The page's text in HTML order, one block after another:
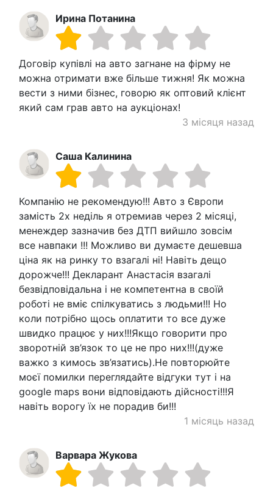
Ирина Потанина
Договір купівлі на авто загнане на фірму не
можна отримати вже більше тижня! Як можна
вести з ними бізнес, говорю як оптовий клієнт
який сам грав авто на аукціонах!
3 місяця назад
Саша Калинина
Компанію не рекомендую!!! Авто з Європи
замість 2х неділь я отремиав через 2 місяці,
менеждер зазначив без ДТП вийшло зовсім
все навпаки !!! Можливо ви думаєте дешевша
ціна як на ринку то взагалі ні! Навіть дещо
дорожче!!! Декларант Анастасія взагалі
безвідповідальна і не компетентна в своїй
роботі не вміє спілкуватись з людьми!!! Но
коли потрібно щось оплатити то все дуже
швидко працює у них!!!Якщо говорити про
зворотній зв’язок то це не про них!!!(дуже
важко з кимось зв’язатись).Не повторюйте
моєї помилки переглядайте відгуки тут і на
google maps вони відповідають дійсності!!!Я
навіть ворогу їх не порадив би!!!
1 місяць назад
Варвара Жукова